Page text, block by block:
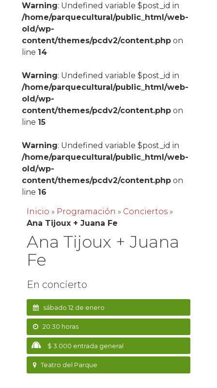
Warning: Undefined variable $post_id in
/home/parquecultural/public_html/web-
old/wp-
content/themes/pcdv2/content.phpon
line 14
Warning: Undefined variable $post_id in
/home/parquecultural/public_html/web-
old/wp-
content/themes/pcdv2/content.phpon
line 15
Warning: Undefined variable $post_id in
/home/parquecultural/public_html/web-
old/wp-
content/themes/pcdv2/content.phpon
line 16
Inicio » Programación » Conciertos»
Ana Tijoux + Juana Fe
Ana Tijoux + Juana
Fe
En concierto
sábado 12 de enero
20:30 horas
$ 3.000 entrada general
Teatro del Parque